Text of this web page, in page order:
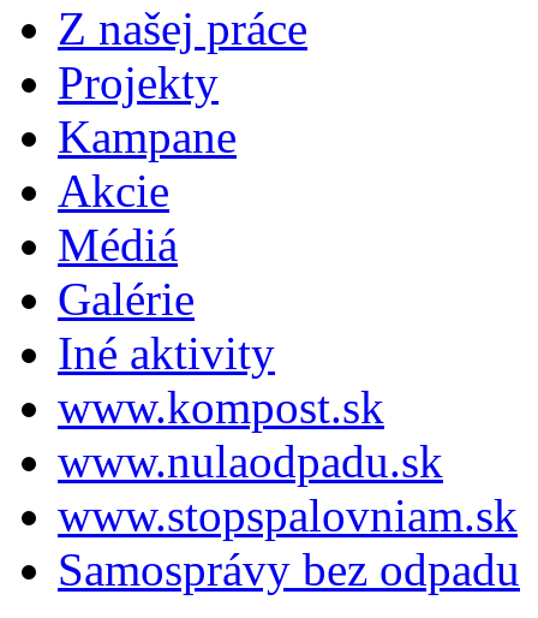
Z našej práce
Projekty
Kampane
Akcie
Médiá
Galérie
Iné aktivity
www.kompost.sk
www.nulaodpadu.sk
www.stopspalovniam.sk
Samosprávy bez odpadu